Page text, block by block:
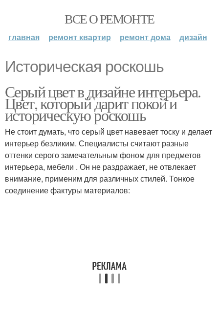
ВСЕ О РЕМОНТЕ
главная ремонт квартир ремонт дома дизайн
Историческая роскошь
Серый цвет в дизайне интерьера.
Цвет, который дарит покой и
историческую роскошь
Не стоит думать, что серый цвет навевает тоску и делает
интерьер безликим. Специалисты считают разные
оттенки серого замечательным фоном для предметов
интерьера, мебели . Он не раздражает, не отвлекает
внимание, применим для различных стилей. Тонкое
соединение фактуры материалов: